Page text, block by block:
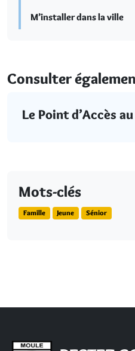
M’installer dans la ville
Consulter
Le Point d’Accès
Mots-clés
Famille Jeune Sénior